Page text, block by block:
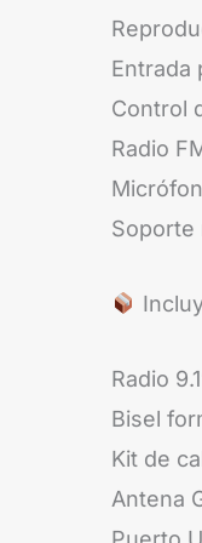
Entrada
Control
Radio
Soporte
Radio
Bisel
Kit de
Antena